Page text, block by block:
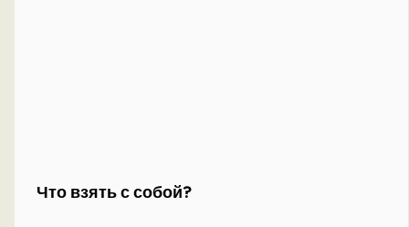
Что взять с собой?